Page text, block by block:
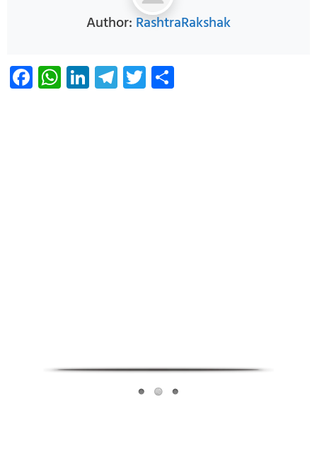
Author: RashtraRakshak
Facebook
WhatsApp
LinkedIn
Telegram
Twitter